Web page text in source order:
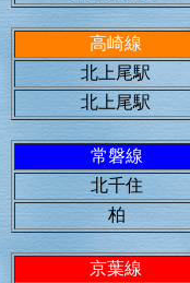
高崎線
北上尾駅
北上尾駅
常磐線
北千住
柏
京葉線